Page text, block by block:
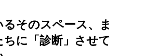
そのスペース、ま
に「診断」させて